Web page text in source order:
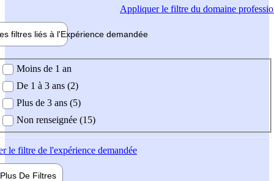
Appliquerle filtre du domaine
filtres liés à l'Expérience demandée
demandée
Moins de 1 an
De 1 à 3 ans (2)
Plus de 3 ans (5)
Non renseignée (15)
le filtre de l'expérience demandée
Plus De Filtres